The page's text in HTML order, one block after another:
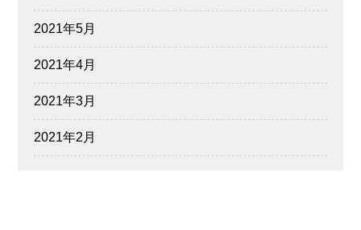
2021年5月
2021年4月
2021年3月
2021年2月